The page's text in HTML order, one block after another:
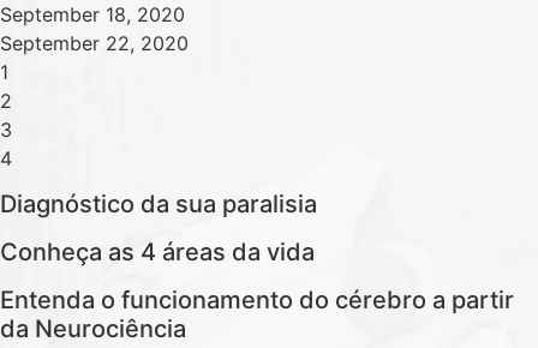
September 18, 2020
September 22, 2020
1
2
3
4
Diagnóstico da sua paralisia
Conheça as 4 áreas da vida
Entenda o funcionamento do cérebro a partir
da Neurociência